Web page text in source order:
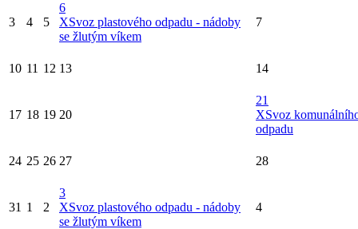
3 4 5
6
XSvoz plastového odpadu - nádoby
se žlutým víkem
7
10 11 12 13 14
17 18 19 20
21
XSvoz
odpadu
24 25 26 27 28
31 1 2
3
XSvoz plastového odpadu - nádoby
se žlutým víkem
4